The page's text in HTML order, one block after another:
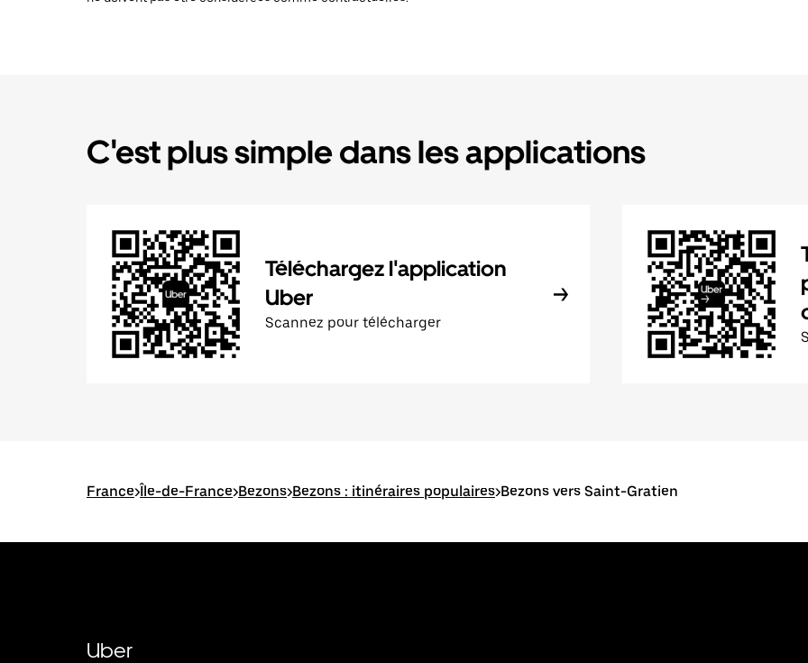
C'est plus simple dans les applications
Téléchargez l'application
Uber
Scannez pour télécharger
France>Île-de-France>Bezons>Bezons : itinéraires populaires>Bezons vers Saint-Gratien
Uber